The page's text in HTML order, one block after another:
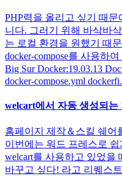
PHP력을 올리고 싶기 때
니다. 그러기 위해 바삭바
는 로컬 환경을 원했기 때
docker-compose를 사용하
Big Sur Docker:19.03.13
docker-compose.yml
welcart에서 자동 생성되는
홈페이지 제작＆스킬 쉐어
이번에는 워드 프레스로
welcart를 사용하고 있었을
바꾸고 싶다! 라고 리퀘스